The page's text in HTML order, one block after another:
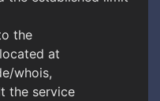
the
at
whois,
the service